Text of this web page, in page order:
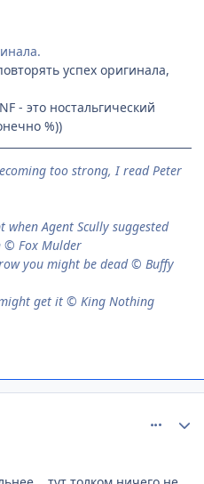
успех оригинала,
- это ностальгический
%))
too strong, I read Peter
Agent Scully suggested
© Fox Mulder
you might be dead © Buffy
get it © King Nothing